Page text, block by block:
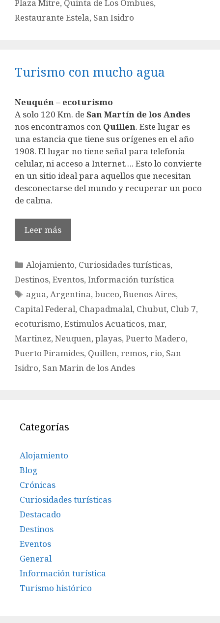
Plaza Mitre, Quinta de Los Ombues,
Restaurante Estela, San Isidro
Turismo con mucho agua
Neuquén – ecoturismo
A solo 120 Km. de San Martín de los Andes
nos encontramos con Quillen. Este lugar es
una estancia que tiene sus orígenes en el año
1908. El lugar no tiene señal para telefonía
celular, ni acceso a Internet…. Esto lo convierte
en un sitio ideal para aquellos que necesitan
desconectarse del mundo y recuperar un poco
de calma.
Leer más
Categorías
Alojamiento, Curiosidades turísticas,
Destinos, Eventos, Información turística
Etiquetas
agua,Argentina,buceo,Buenos Aires,
Capital Federal, Chapadmalal, Chubut, Club 7,
ecoturismo, Estimulos Acuaticos, mar,
Martinez, Neuquen, playas, Puerto Madero,
Puerto Piramides, Quillen, remos, rio, San
Isidro, San Marin de los Andes
Categorías
Alojamiento
Blog
Crónicas
Curiosidades turísticas
Destacado
Destinos
Eventos
General
Información turística
Turismo histórico